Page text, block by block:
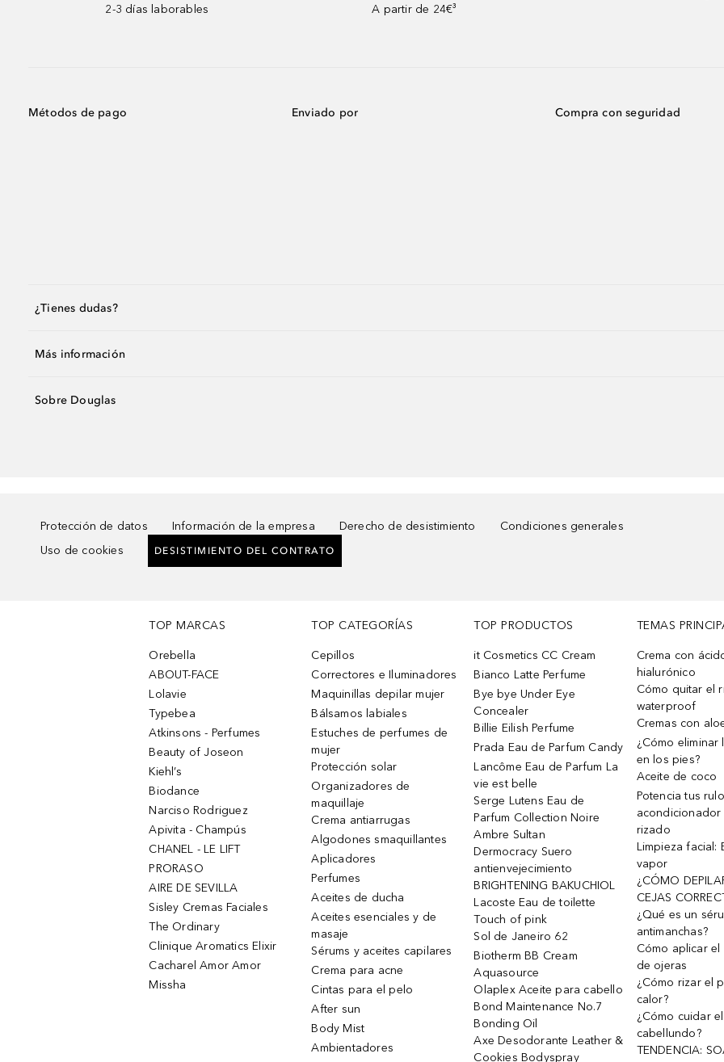
2-3 días laborables
A partir de 24€³
Métodos de pago Enviado por Compra con seguridad
¿Tienes dudas?
Más información
Sobre Douglas
Protección de datos Información de la empresa Derecho de desistimiento
Condiciones generales
Uso de cookies
DESISTIMIENTO DEL CONTRATO
TOP MARCAS
Orebella
ABOUT-FACE
Lolavie
Typebea
Atkinsons - Perfumes
Beauty of Joseon
Kiehl’s
Biodance
Narciso Rodriguez
Apivita - Champús
CHANEL - LE LIFT
PRORASO
AIRE DE SEVILLA
Sisley Cremas Faciales
The Ordinary
Clinique Aromatics Elixir
Cacharel Amor Amor
Missha
TOP CATEGORÍAS
Cepillos
Correctores e Iluminadores
Maquinillas depilar mujer
Bálsamos labiales
Estuches de perfumes de
mujer
Protección solar
Organizadores de
maquillaje
Crema antiarrugas
Algodones smaquillantes
Aplicadores
Perfumes
Aceites de ducha
Aceites esenciales y de
masaje
Sérums y aceites capilares
Crema para acne
Cintas para el pelo
After sun
Body Mist
Ambientadores
TOP PRODUCTOS
it Cosmetics CC Cream
Bianco Latte Perfume
Bye bye Under Eye
Concealer
Billie Eilish Perfume
Prada Eau de Parfum Candy
Lancôme Eau de Parfum La
vie est belle
Serge Lutens Eau de
Parfum Collection Noire
Ambre Sultan
Dermocracy Suero
antienvejecimiento
BRIGHTENING BAKUCHIOL
Lacoste Eau de toilette
Touch of pink
Sol de Janeiro 62
Biotherm BB Cream
Aquasource
Olaplex Aceite para cabello
Bond Maintenance No.7
Bonding Oil
Axe Desodorante Leather &
Cookies Bodyspray
TEMAS
Crema con
hialurónico
Cómo quitar el
waterproof
Cremas con
¿Cómo eliminar
en los pies?
Aceite de coco
Potencia tus
rizado
Limpieza facial:
vapor
¿CÓMO
CEJAS
¿Qué es un
antimanchas?
Cómo aplicar
de ojeras
¿Cómo rizar el
calor?
¿Cómo cuidar
cabellundo?
TENDENCIA: